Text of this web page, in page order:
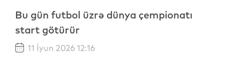
Bu gün futbol üzrə dünya çempionatı
start götürür
11 İyun 2026 12:16